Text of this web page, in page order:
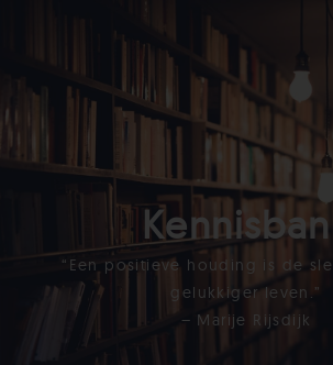
“Een positieve houding is de
gelukkiger leven.”
– Marije Rijsdijk